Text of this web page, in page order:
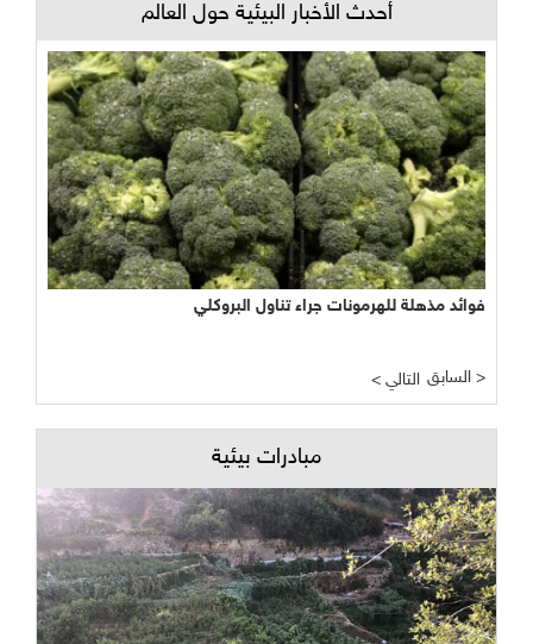
أحدث الأخبار البيئية حول العالم
فوائد مذهلة للهرمونات جراء تناول البروكلي
< التالي السابق >
مبادرات بيئية